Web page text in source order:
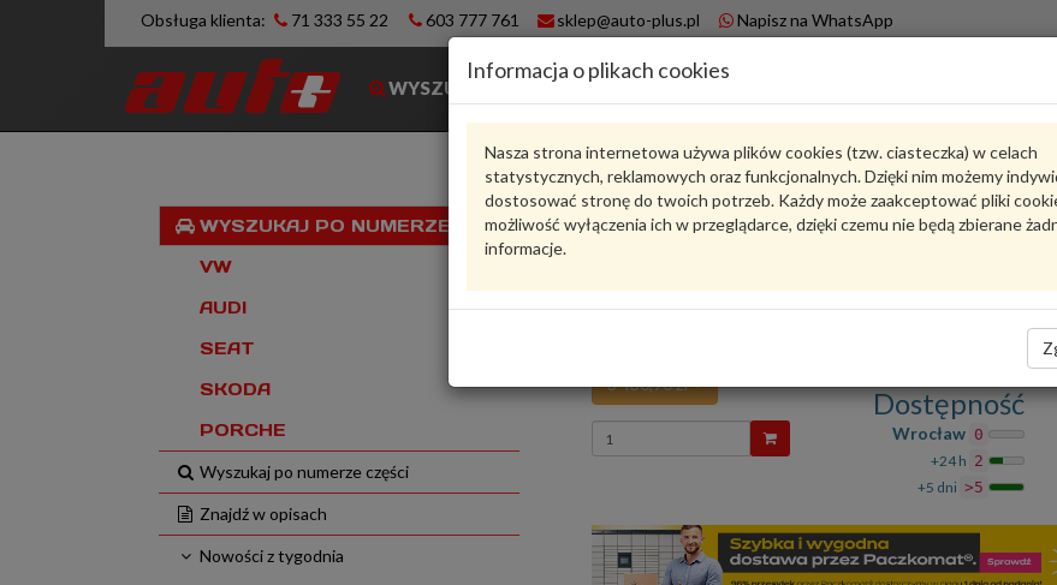
Obsługa klienta: 71 333 55 22 603 777 761 sklep@auto-plus.pl Napisz na WhatsApp
WYSZUKIWARKA
Informacja o plikach cookies
Nasza strona internetowa używa plików cookies (tzw. ciasteczka) w celach
statystycznych, reklamowych oraz funkcjonalnych. Dzięki nim możemy
dostosować stronę do twoich potrzeb. Każdy może zaakceptować pliki
możliwość wyłączenia ich w przeglądarce, dzięki czemu nie będą zbierane
informacje.
WYSZUKAJ PO NUMERZE VIN
VW
AUDI
SEAT
SKODA
PORCHE
Wyszukaj po numerze części
Znajdź w opisach
Nowości z tygodnia
Karta produktu
VAG - produkt oryginalny VW AUDI SEAT SKODA
3 430,90 zł
Wprowadź
ilość
Dostępność
Wrocław 0
+24 h 2
+5 dni >5